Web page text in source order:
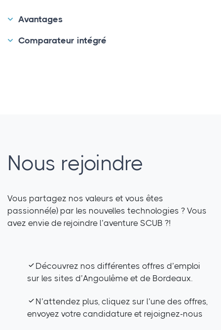
Avantages
Comparateur intégré
Nous rejoindre
Vous partagez nos valeurs et vous êtes
passionné(e) par les nouvelles technologies ? Vous
avez envie de rejoindre l’aventure SCUB ?!
Découvrez nos différentes offres d’emploi
sur les sites d’Angoulême et de Bordeaux.
N’attendez plus, cliquez sur l’une des offres,
envoyez votre candidature et rejoignez-nous